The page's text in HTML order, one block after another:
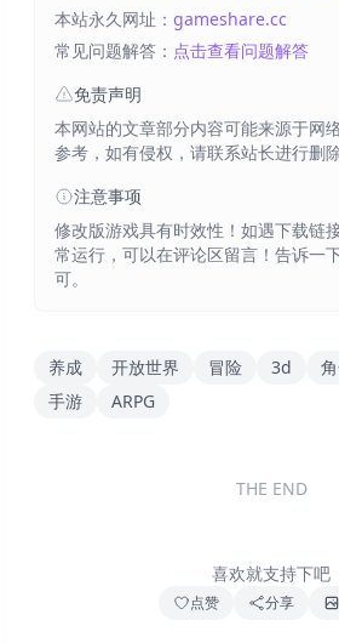
本站永久网址： gameshare.cc
常见问题解答： 点击查看问题解答
免责声明
本网站的文章部分内容可能来源于网
参考，如有侵权，请联系站长进行删除
注意事项
修改版游戏具有时效性！如遇下载链
常运行，可以在评论区留言！告诉一
可。
养成 开放世界 冒险 3d
手游
ARPG
THE END
喜欢就支持下吧
点赞 分享